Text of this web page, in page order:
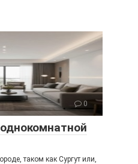
0
таком как Сургут или,